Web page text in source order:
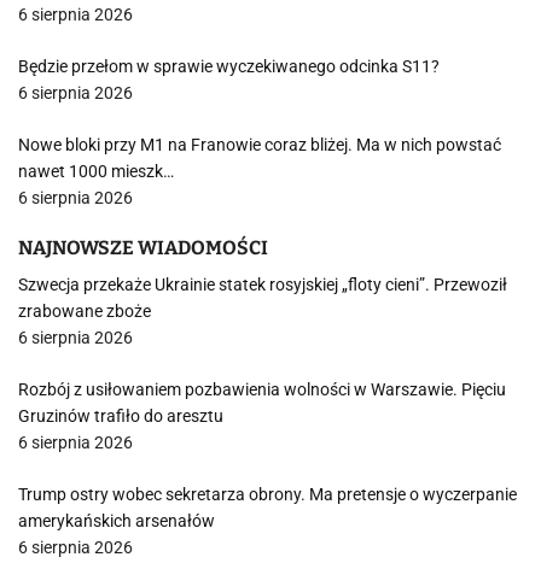
6 sierpnia 2026
Będzie przełom w sprawie wyczekiwanego odcinka S11?
6 sierpnia 2026
Nowe bloki przy M1 na Franowie coraz bliżej. Ma w nich powstać
nawet 1000 mieszk…
6 sierpnia 2026
NAJNOWSZE WIADOMOŚCI
Szwecja przekaże Ukrainie statek rosyjskiej „floty cieni”. Przewoził
zrabowane zboże
6 sierpnia 2026
Rozbój z usiłowaniem pozbawienia wolności w Warszawie. Pięciu
Gruzinów trafiło do aresztu
6 sierpnia 2026
Trump ostry wobec sekretarza obrony. Ma pretensje o wyczerpanie
amerykańskich arsenałów
6 sierpnia 2026